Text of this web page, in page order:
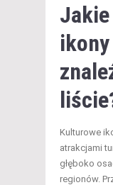
Kulturowe
atrakcjami
głęboko
regionów.